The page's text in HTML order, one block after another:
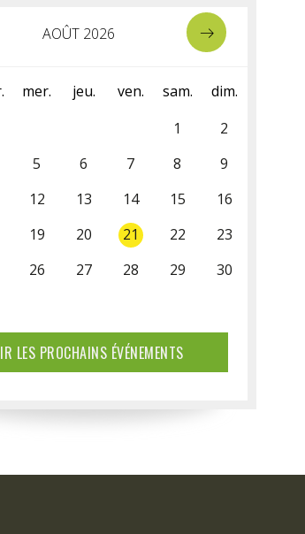
AOÛT 2026
mer. jeu. ven. sam.
dim.
1
2
5 6 7 8
9
12 13 14 15
16
19 20 21 22
23
26 27 28 29
30
LES PROCHAINS ÉVÉNEMENTS